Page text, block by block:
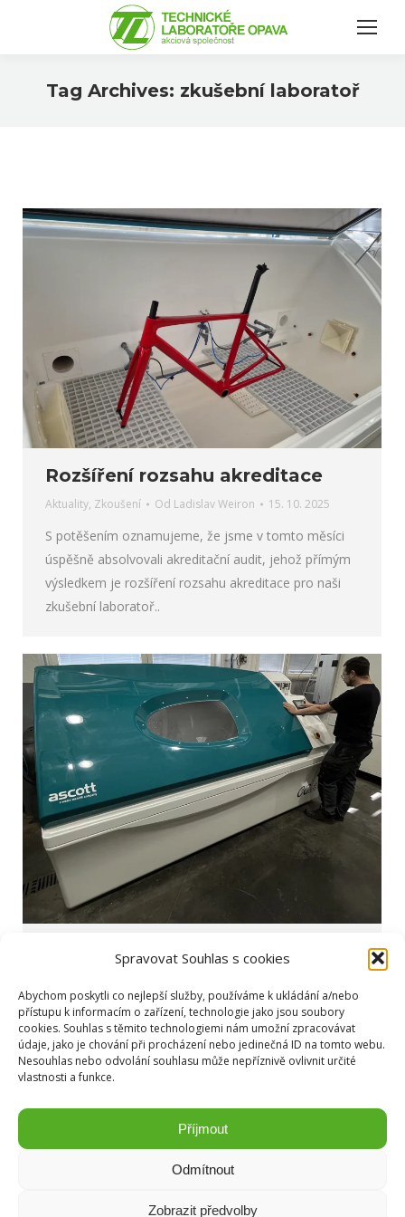
Spravovat Souhlas s cookies
Abychom poskytli co nejlepší služby, používáme k ukládání a/nebo
přístupu k informacím o zařízení, technologie jako jsou soubory
cookies. Souhlas s těmito technologiemi nám umožní zpracovávat
údaje, jako je chování při procházení nebo jedinečná ID na tomto webu.
Nesouhlas nebo odvolání souhlasu může nepříznivě ovlivnit určité
vlastnosti a funkce.
Příjmout
Odmítnout
Zobrazit předvolby
Tag Archives: zkušební laboratoř
Rozšíření rozsahu akreditace
Aktuality, Zkoušení Od Ladislav Weiron 15. 10. 2025
S potěšením oznamujeme, že jsme v tomto měsíci
úspěšně absolvovali akreditační audit, jehož přímým
výsledkem je rozšíření rozsahu akreditace pro naši
zkušební laboratoř..
Korozní komora
S potěšením oznamujeme významné rozšíření naší
zkušební laboratoře o moderní velkokapacitní
cyklickou korozní komoru o objemu 2 000 litrů. Tato
korozní komora umožňuje provádět komplexní..
Copyright © Weiron Dynamics, s.r.o. |Tvorba webových stránek